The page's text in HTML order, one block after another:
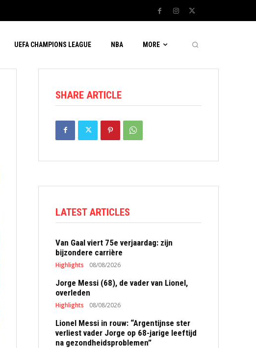
UEFA CHAMPIONS LEAGUE NBA MORE
SHARE ARTICLE
LATEST ARTICLES
Van Gaal viert 75e verjaardag: zijn
bijzondere carrière
Highlights 08/08/2026
Jorge Messi (68), de vader van Lionel,
overleden
Highlights 08/08/2026
Lionel Messi in rouw: “Argentijnse ster
verliest vader Jorge op 68-jarige leeftijd
na gezondheidsproblemen”